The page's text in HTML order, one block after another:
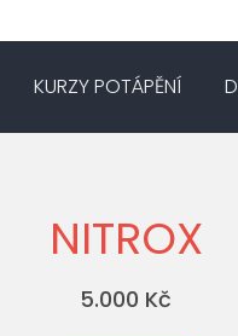
KURZY POTÁPĚNÍ
NITROX
5.000 Kč